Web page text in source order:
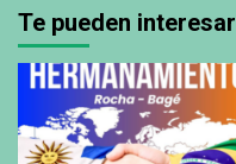
Te pueden interesar